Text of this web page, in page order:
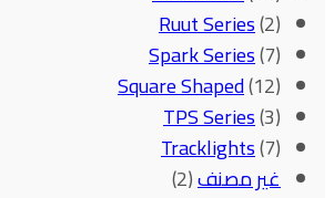
Ruut Series(2)
Spark Series(7)
Square Shaped(12)
TPS Series(3)
Tracklights(7)
غير مصنف(2)